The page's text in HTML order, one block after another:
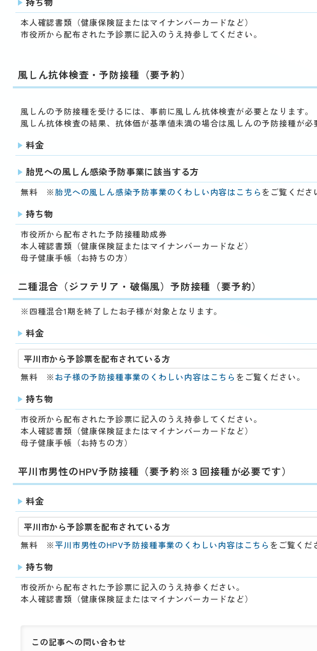
本人確認書類（健康保険証またはマイナンバーカードなど）
市役所から配布された予診票に記入のうえ持参してください。
風しん抗体検査・予防接種（要予約）
風しんの予防接種を受けるには、事前に風しん抗体検査が必要となります。
風しん抗体検査の結果、抗体価が基準値未満の場合は風しんの予防接種が必
料金
胎児への風しん感染予防事業に該当する方
無料 ※胎児への風しん感染予防事業のくわしい内容はこちら をご覧くださ
持ち物
市役所から配布された予防接種助成券
本人確認書類（健康保険証またはマイナンバーカードなど）
母子健康手帳（お持ちの方）
二種混合（ジフテリア・破傷風）予防接種（要予約）
※四種混合1期を終了したお子様が対象となります。
料金
平川市から予診票を配布されている方
無料 ※お子様の予防接種事業のくわしい内容はこちら をご覧ください。
持ち物
市役所から配布された予診票に記入のうえ持参してください。
本人確認書類（健康保険証またはマイナンバーカードなど）
母子健康手帳（お持ちの方）
平川市男性のHPV予防接種（要予約※３回接種が必要です）
料金
平川市から予診票を配布されている方
無料 ※平川市男性のHPV予防接種事業のくわしい内容はこちら をご覧くだ
持ち物
市役所から配布された予診票に記入のうえ持参ください。
本人確認書類（健康保険証またはマイナンバーカードなど）
この記事への問い合わせ